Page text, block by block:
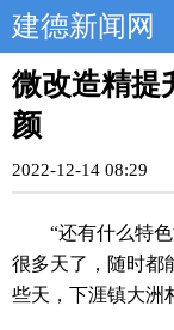
建德新闻网
微改造精提
颜
2022-12-14 08:29
“还有什么特
很多天了，随时
些天，下涯镇大洲